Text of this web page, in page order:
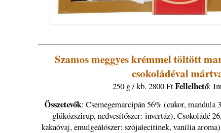
Szamos meggyes krémmel töltött
csokoládéval
250 g / kb. 2800 FtFellelhető:
Összetevők: Csemegemarcipán 56% (cukor,
glükózszirup, nedvesítőszer: invertáz), Csokoládé
kakaóvaj, emulgeálószer: szójalecitinek, vanília